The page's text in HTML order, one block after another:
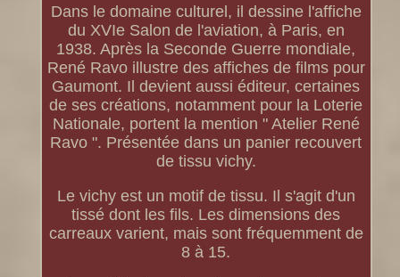
Dans le domaine culturel, il dessine l'affiche
du XVIe Salon de l'aviation, à Paris, en
1938. Après la Seconde Guerre mondiale,
René Ravo illustre des affiches de films pour
Gaumont. Il devient aussi éditeur, certaines
de ses créations, notamment pour la Loterie
Nationale, portent la mention " Atelier René
Ravo ". Présentée dans un panier recouvert
de tissu vichy.
Le vichy est un motif de tissu. Il s'agit d'un
tissé dont les fils. Les dimensions des
carreaux varient, mais sont fréquemment de
8 à 15.